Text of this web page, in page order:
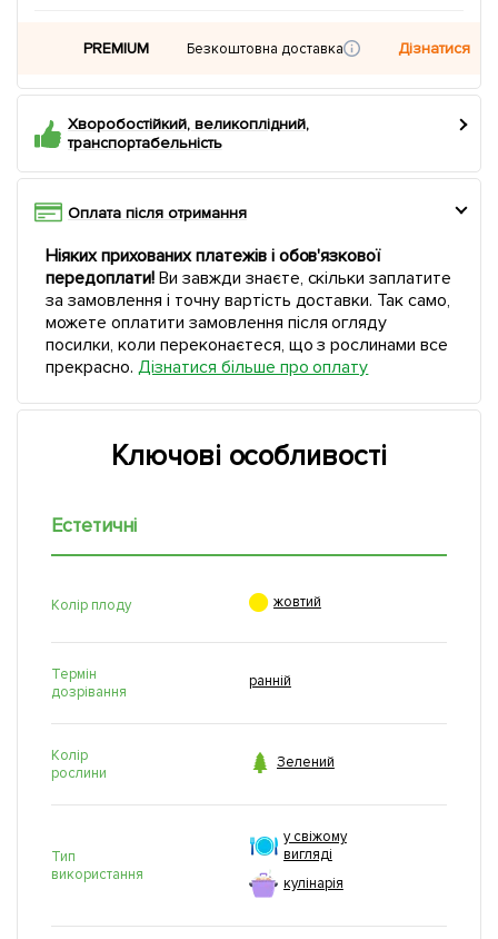
PREMIUM Безкоштовна доставка Дізнатися
Хворобостійкий, великоплідний,
транспортабельність
Оплата після отримання
Ніяких прихованих платежів і обов'язкової
передоплати!Ви завжди знаєте, скільки заплатите
за замовлення і точну вартість доставки. Так само,
можете оплатити замовлення після огляду
посилки, коли переконаєтеся, що з рослинами все
прекрасно. Дізнатися більше про оплату
Ключові особливості
Естетичні
Колір плоду  жовтий
Термін
дозрівання
ранній
Колір
рослини
 Зелений
Тип
використання
у свіжому
вигляді
кулінарія